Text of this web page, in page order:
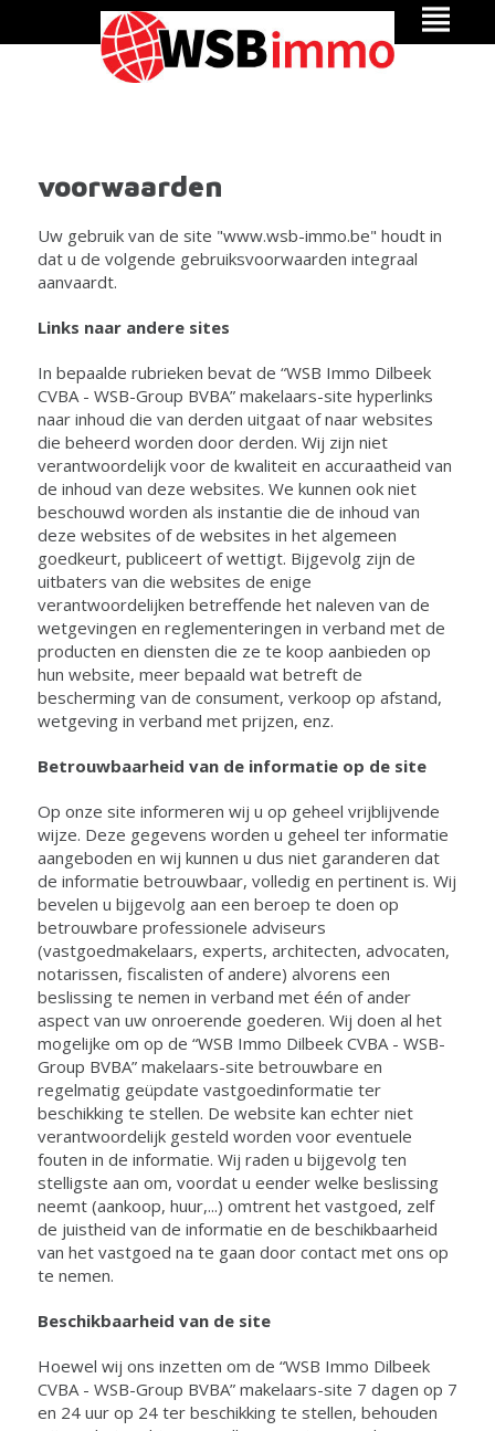
voorwaarden
Uw gebruik van de site "www.wsb-immo.be" houdt in
dat u de volgende gebruiksvoorwaarden integraal
aanvaardt.
Links naar andere sites
In bepaalde rubrieken bevat de “WSB Immo Dilbeek
CVBA - WSB-Group BVBA” makelaars-site hyperlinks
naar inhoud die van derden uitgaat of naar websites
die beheerd worden door derden. Wij zijn niet
verantwoordelijk voor de kwaliteit en accuraatheid van
de inhoud van deze websites. We kunnen ook niet
beschouwd worden als instantie die de inhoud van
deze websites of de websites in het algemeen
goedkeurt, publiceert of wettigt. Bijgevolg zijn de
uitbaters van die websites de enige
verantwoordelijken betreffende het naleven van de
wetgevingen en reglementeringen in verband met de
producten en diensten die ze te koop aanbieden op
hun website, meer bepaald wat betreft de
bescherming van de consument, verkoop op afstand,
wetgeving in verband met prijzen, enz.
Betrouwbaarheid van de informatie op de site
Op onze site informeren wij u op geheel vrijblijvende
wijze. Deze gegevens worden u geheel ter informatie
aangeboden en wij kunnen u dus niet garanderen dat
de informatie betrouwbaar, volledig en pertinent is. Wij
bevelen u bijgevolg aan een beroep te doen op
betrouwbare professionele adviseurs
(vastgoedmakelaars, experts, architecten, advocaten,
notarissen, fiscalisten of andere) alvorens een
beslissing te nemen in verband met één of ander
aspect van uw onroerende goederen. Wij doen al het
mogelijke om op de “WSB Immo Dilbeek CVBA - WSB-
Group BVBA” makelaars-site betrouwbare en
regelmatig geüpdate vastgoedinformatie ter
beschikking te stellen. De website kan echter niet
verantwoordelijk gesteld worden voor eventuele
fouten in de informatie. Wij raden u bijgevolg ten
stelligste aan om, voordat u eender welke beslissing
neemt (aankoop, huur,...) omtrent het vastgoed, zelf
de juistheid van de informatie en de beschikbaarheid
van het vastgoed na te gaan door contact met ons op
te nemen.
Beschikbaarheid van de site
Hoewel wij ons inzetten om de “WSB Immo Dilbeek
CVBA - WSB-Group BVBA” makelaars-site 7 dagen op 7
en 24 uur op 24 ter beschikking te stellen, behouden